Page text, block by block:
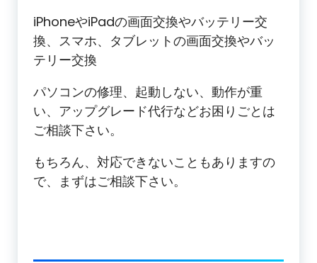
iPhoneやiPadの画面交換やバッテリー交
換、スマホ、タブレットの画面交換やバッ
テリー交換
パソコンの修理、起動しない、動作が重
い、アップグレード代行などお困りごとは
ご相談下さい。
もちろん、対応できないこともありますの
で、まずはご相談下さい。